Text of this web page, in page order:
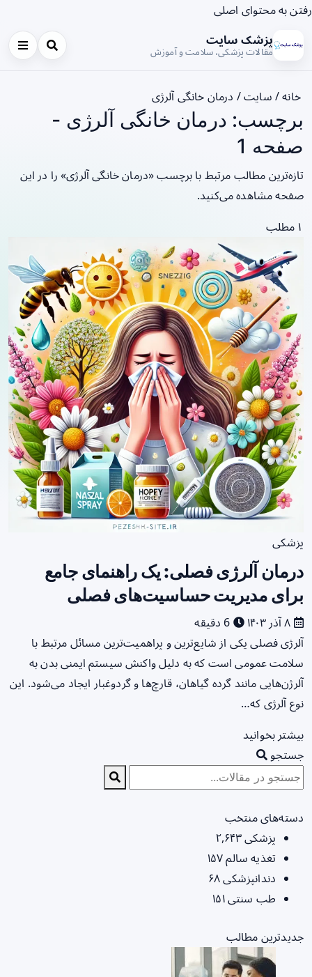
رفتن به محتوای اصلی
پزشک سایت
مقالات پزشکی، سلامت و آموزش
خانه/ سایت/ درمان خانگی آلرژی
برچسب: درمان خانگی آلرژی -
صفحه 1
تازه‌ترین مطالب مرتبط با برچسب «درمان خانگی آلرژی» را در این
صفحه مشاهده می‌کنید.
۱ مطلب
پزشکی
درمان آلرژی فصلی: یک راهنمای جامع
برای مدیریت حساسیت‌های فصلی
آلرژی فصلی یکی از شایع‌ترین و پراهمیت‌ترین مسائل مرتبط با
سلامت عمومی است که به دلیل واکنش سیستم ایمنی بدن به
آلرژن‌هایی مانند گرده گیاهان، قارچ‌ها و گردوغبار ایجاد می‌شود. این
نوع آلرژی که…
بیشتر بخوانید
جستجو
دسته‌های منتخب
پزشکی۲,۶۴۳
تغذیه سالم۱۵۷
دندانپزشکی۶۸
طب سنتی۱۵۱
جدیدترین مطالب